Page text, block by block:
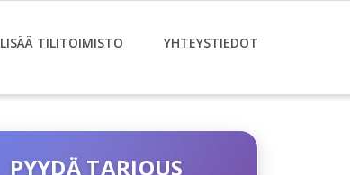
LISÄÄ TILITOIMISTO YHTEYSTIEDOT
PYYDÄ TARJOUS